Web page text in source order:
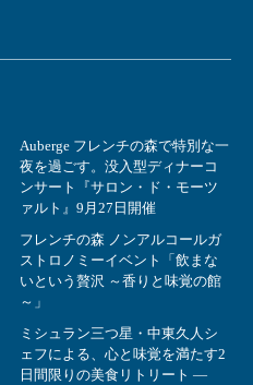
Auberge フレンチの森で特別な一
夜を過ごす。没入型ディナーコ
ンサート『サロン・ド・モーツ
ァルト』9月27日開催
フレンチの森 ノンアルコールガ
ストロノミーイベント「飲まな
いという贅沢 ～香りと味覚の館
～」
ミシュラン三つ星・中東久人シ
ェフによる、心と味覚を満たす2
日間限りの美食リトリート ―